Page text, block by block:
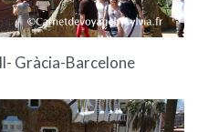
Gràcia-Barcelone